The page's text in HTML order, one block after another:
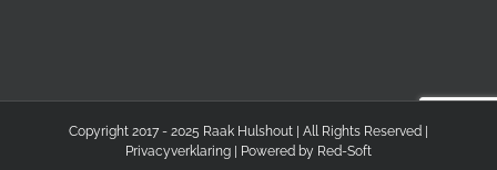
Copyright 2017 - 2025 Raak Hulshout | All Rights Reserved |
Privacyverklaring | Powered by Red-Soft